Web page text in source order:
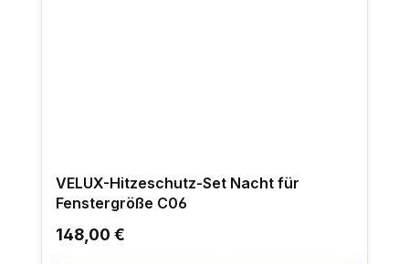
VELUX-Hitzeschutz-Set Nacht für
Fenstergröße C06
Regulärer Preis:
148,00 €